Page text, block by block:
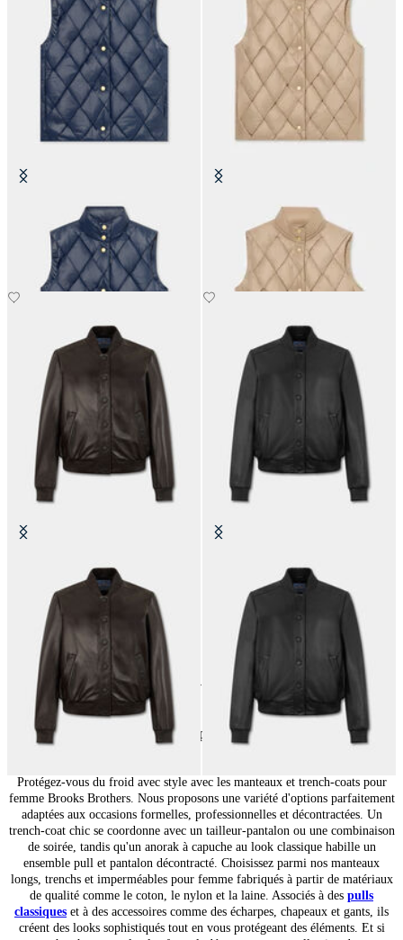
Gilet matelassé 3D Gilet matelassé 3D
Blouson Bomber en Cuir Blouson Bomber en Cuir
14 14produits
Manteaux et parkas femme
Protégez-vous du froid avec style avec les manteaux et trench-coats pour
femme Brooks Brothers. Nous proposons une variété d'options parfaitement
adaptées aux occasions formelles, professionnelles et décontractées. Un
trench-coat chic se coordonne avec un tailleur-pantalon ou une combinaison
de soirée, tandis qu'un anorak à capuche au look classique habille un
ensemble pull et pantalon décontracté. Choisissez parmi nos manteaux
longs, trenchs et imperméables pour femme fabriqués à partir de matériaux
de qualité comme le coton, le nylon et la laine. Associés à des pulls
classiques et à des accessoires comme des écharpes, chapeaux et gants, ils
créent des looks sophistiqués tout en vous protégeant des éléments. Et si